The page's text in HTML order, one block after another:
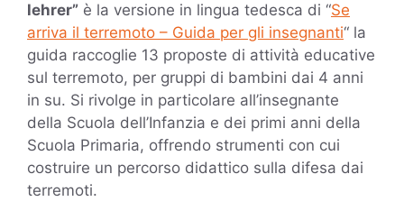
lehrer” è la versione in lingua tedesca di “Se
arriva il terremoto – Guida per gli insegnanti“ la
guida raccoglie 13 proposte di attività educative
sul terremoto, per gruppi di bambini dai 4 anni
in su. Si rivolge in particolare all’insegnante
della Scuola dell’Infanzia e dei primi anni della
Scuola Primaria, offrendo strumenti con cui
costruire un percorso didattico sulla difesa dai
terremoti.